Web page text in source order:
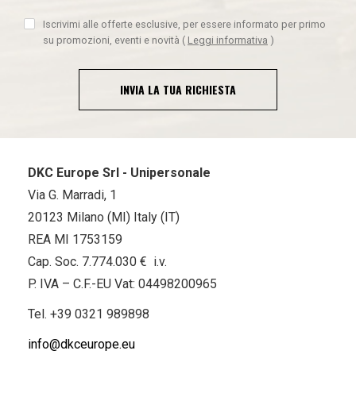
Iscrivimi alle offerte esclusive, per essere informato per primo
su promozioni, eventi e novità ( Leggi informativa )
INVIA LA TUA RICHIESTA
DKC Europe Srl - Unipersonale
Via G. Marradi, 1
20123 Milano (MI) Italy (IT)
REA MI 1753159
Cap. Soc. 7.774.030 € i.v.
P. IVA – C.F.-EU Vat: 04498200965
Tel. +39 0321 989898
info@dkceurope.eu